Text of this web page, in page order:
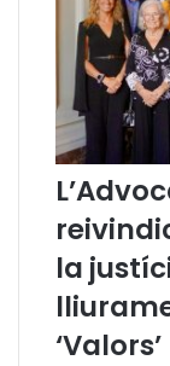
v
i
d
e
c
o
f
e
è
n
c
la
‘Valors’